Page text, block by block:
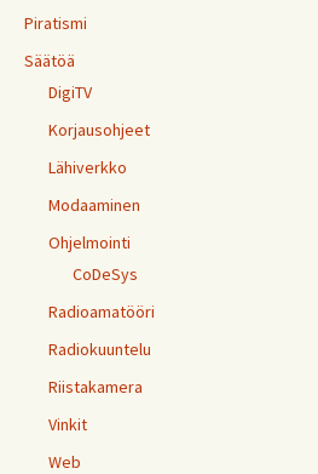
Piratismi
Säätöä
DigiTV
Korjausohjeet
Lähiverkko
Modaaminen
Ohjelmointi
CoDeSys
Radioamatööri
Radiokuuntelu
Riistakamera
Vinkit
Web